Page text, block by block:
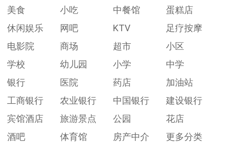
美食 小吃 中餐馆
蛋糕店
休闲娱乐
网吧 KTV
足疗按摩
电影院
商场 超市
小区
学校
幼儿园 小学
中学
银行
医院 药店
加油站
工商银行
农业银行 中国银行
建设银行
宾馆酒店
旅游景点 公园
花店
酒吧
体育馆 房产中介 更多分类